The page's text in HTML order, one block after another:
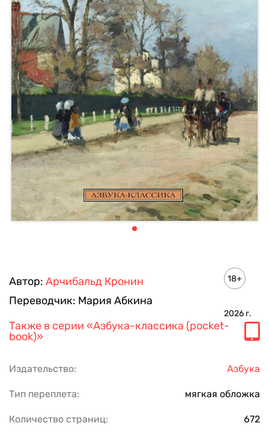
Автор: Арчибальд Кронин
Переводчик: Мария Абкина
18+
2026 г.
Также в серии «Азбука-классика (pocket-
book)»
Издательство: Азбука
Тип переплета: мягкая обложка
Количество страниц: 672